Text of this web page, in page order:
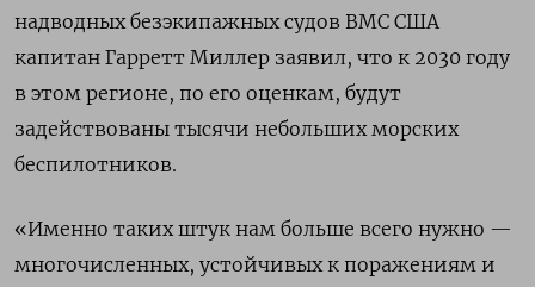
надводных безэкипажных судов ВМС США
капитан Гарретт Миллер заявил, что к 2030 году
в этом регионе, по его оценкам, будут
задействованы тысячи небольших морских
беспилотников.
«Именно таких штук нам больше всего нужно —
многочисленных, устойчивых к поражениям и